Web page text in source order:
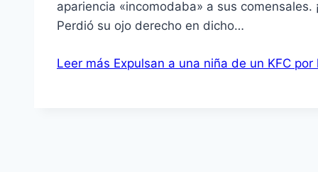
apariencia «incomodaba» a sus
Perdió su ojo derecho en dicho…
Leer más Expulsan a una niña de un KFC